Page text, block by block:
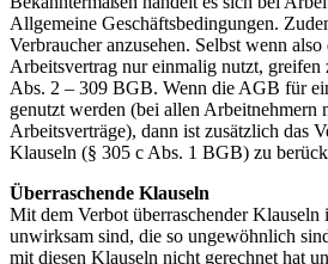
Allgemeine Geschäftsbedingungen.
Verbraucher anzusehen. Selbst wenn
Arbeitsvertrag nur einmalig nutzt, greifen
Abs. 2 – 309 BGB. Wenn die AGB für
genutzt werden (bei allen Arbeitnehmern
Arbeitsverträge), dann ist zusätzlich das
Klauseln (§ 305 c Abs. 1 BGB) zu
Überraschende Klauseln
Mit dem Verbot überraschender Klauseln
unwirksam sind, die so ungewöhnlich
mit diesen Klauseln nicht gerechnet hat